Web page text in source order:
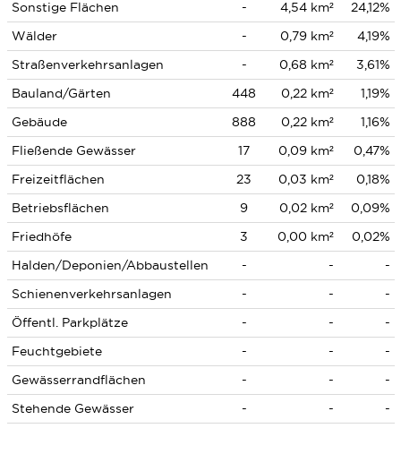
Sonstige Flächen - 4,54 km²
24,12%
Wälder
- 0,79 km²
4,19%
Straßenverkehrsanlagen
- 0,68 km²
3,61%
Bauland/Gärten
448 0,22 km²
1,19%
Gebäude
888 0,22 km²
1,16%
Fließende Gewässer
17 0,09 km²
0,47%
Freizeitflächen
23 0,03 km²
0,18%
Betriebsflächen
9 0,02 km²
0,09%
Friedhöfe
3 0,00 km²
0,02%
Halden/Deponien/Abbaustellen
- -
-
Schienenverkehrsanlagen
- -
-
Öffentl. Parkplätze
- -
-
Feuchtgebiete
- -
-
Gewässerrandflächen
- -
-
Stehende Gewässer
- - -